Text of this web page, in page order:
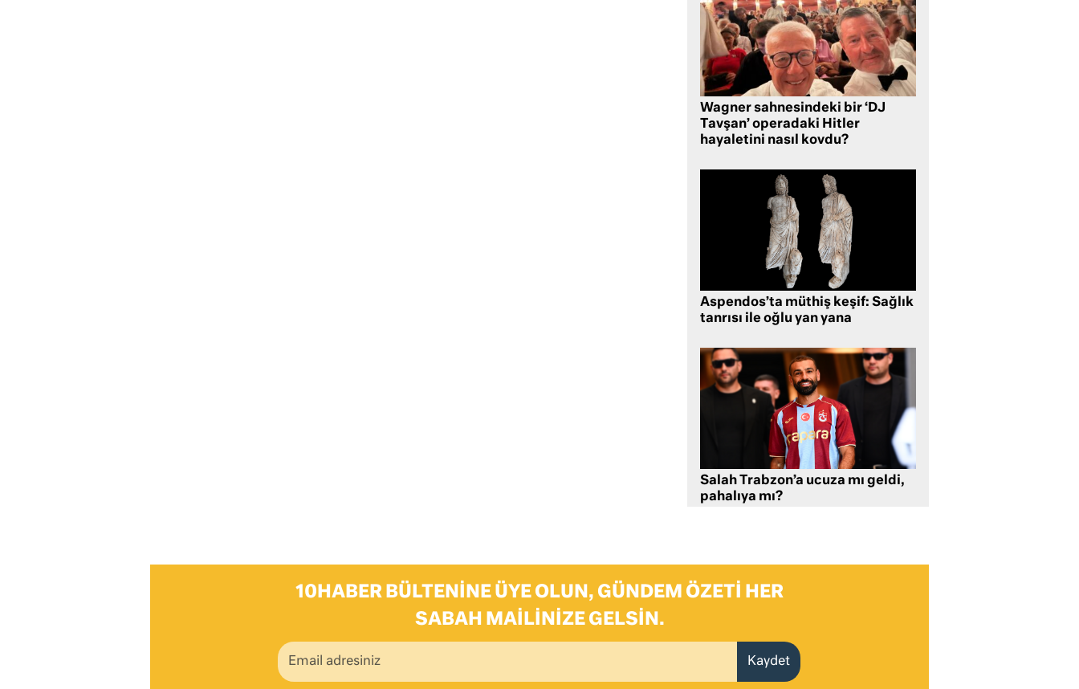
Wagner sahnesindeki bir ‘DJ
Tavşan’ operadaki Hitler
hayaletini nasıl kovdu?
Aspendos’ta müthiş keşif: Sağlık
tanrısı ile oğlu yan yana
Salah Trabzon’a ucuza mı geldi,
pahalıya mı?
10HABER BÜLTENINE ÜYE OLUN, GÜNDEM ÖZETI HER
SABAH MAILINIZE GELSIN.
Kaydet